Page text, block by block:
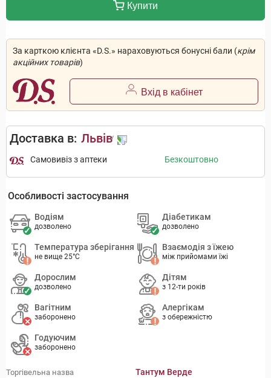
Купити
За карткою клієнта «D.S.» нараховуються бонусні бали (крім
акційних товарів)
Вхід в кабінет
Доставка в: Львів
Самовивіз з аптеки Безкоштовно
Особливості застосування
Водіям
дозволено
Діабетикам
дозволено
Температура зберігання
не вище 25°C
Взаємодія з їжею
між прийомами їжі
Дорослим
дозволено
Дітям
з 12-ти років
Вагітним
заборонено
Алергікам
з обережністю
Годуючим
заборонено
Торгівельна назва Тантум Верде